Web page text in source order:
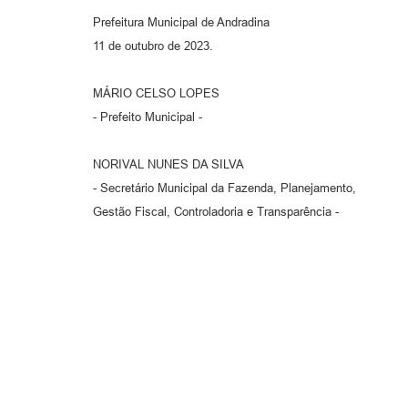
Prefeitura Municipal de Andradina
11 de outubro de 2023.
MÁRIO CELSO LOPES
- Prefeito Municipal -
NORIVAL NUNES DA SILVA
- Secretário Municipal da Fazenda, Planejamento,
Gestão Fiscal, Controladoria e Transparência -